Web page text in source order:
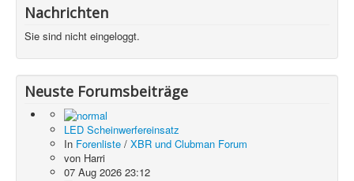
Nachrichten
Sie sind nicht eingeloggt.
Neuste Forumsbeiträge
LED Scheinwerfereinsatz
In Forenliste / XBR und Clubman Forum
von Harri
07 Aug 2026 23:12